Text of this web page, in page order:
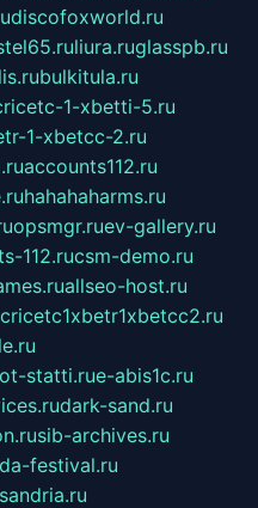
discofoxworld.ru
liura.ruglasspb.ru
bulkitula.ru
1-xbetti-5.ru
1-xbetcc-2.ru
accounts112.ru
hahahaharms.ru
opsmgr.ruev-gallery.ru
112.rucsm-demo.ru
allseo-host.ru
cricetc1xbetr1xbetcc2.ru
statti.rue-abis1c.ru
dark-sand.ru
sib-archives.ru
festival.ru